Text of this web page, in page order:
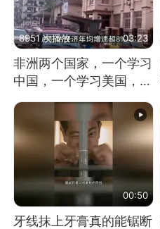
8951 次播放 03:23
非洲两个国家，一个学习
中国，一个学习美国，结
00:50
牙线抹上牙膏真的能锯断